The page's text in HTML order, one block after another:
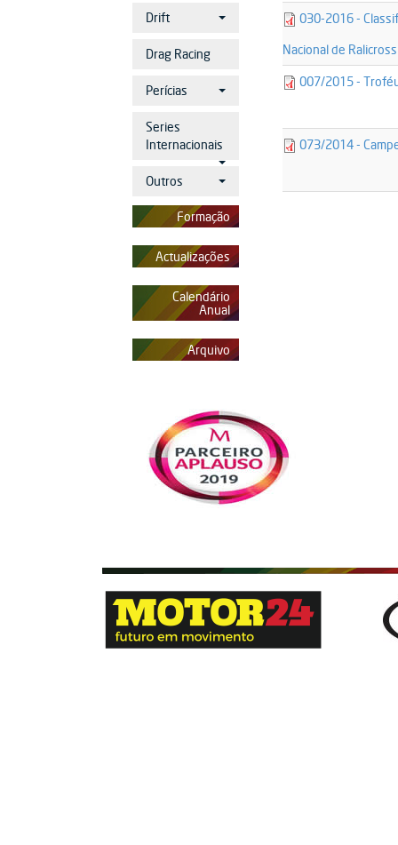
Drift
Drag Racing
Perícias
Series
Internacionais
Outros
Formação
Actualizações
Calendário
Anual
Arquivo
19827-
030-2016 -
Nacional de
8125-007/2015 -
7517-073/2014 -